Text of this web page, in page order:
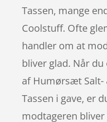
Tassen, mange
Coolstuff. Ofte
handler om at
bliver glad. Når
af Humørsæt Salt-
Tassen i gave, er
modtageren bliver